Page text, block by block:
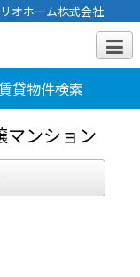
オホーム株式会社
貸物件検索
マンション